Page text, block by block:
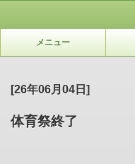
メニュー
[26年06月04日]
体育祭終了